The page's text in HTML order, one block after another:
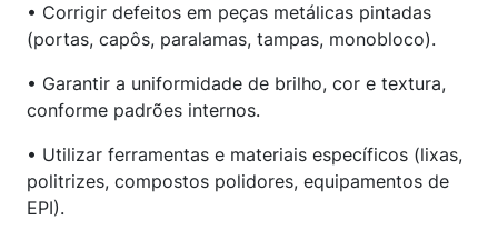
• Corrigir defeitos em peças metálicas pintadas
(portas, capôs, paralamas, tampas, monobloco).
• Garantir a uniformidade de brilho, cor e textura,
conforme padrões internos.
• Utilizar ferramentas e materiais específicos (lixas,
politrizes, compostos polidores, equipamentos de
EPI).